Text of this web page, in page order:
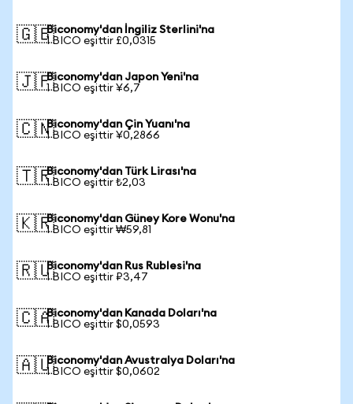
🇬🇧Biconomy'dan İngiliz Sterlini'na
1 BICO eşittir £0,0315
🇯🇵Biconomy'dan Japon Yeni'na
1 BICO eşittir ¥6,7
🇨🇳Biconomy'dan Çin Yuanı'na
1 BICO eşittir ¥0,2866
🇹🇷Biconomy'dan Türk Lirası'na
1 BICO eşittir ₺2,03
🇰🇷Biconomy'dan Güney Kore Wonu'na
1 BICO eşittir ₩59,81
🇷🇺Biconomy'dan Rus Rublesi'na
1 BICO eşittir ₽3,47
🇨🇦Biconomy'dan Kanada Doları'na
1 BICO eşittir $0,0593
🇦🇺Biconomy'dan Avustralya Doları'na
1 BICO eşittir $0,0602